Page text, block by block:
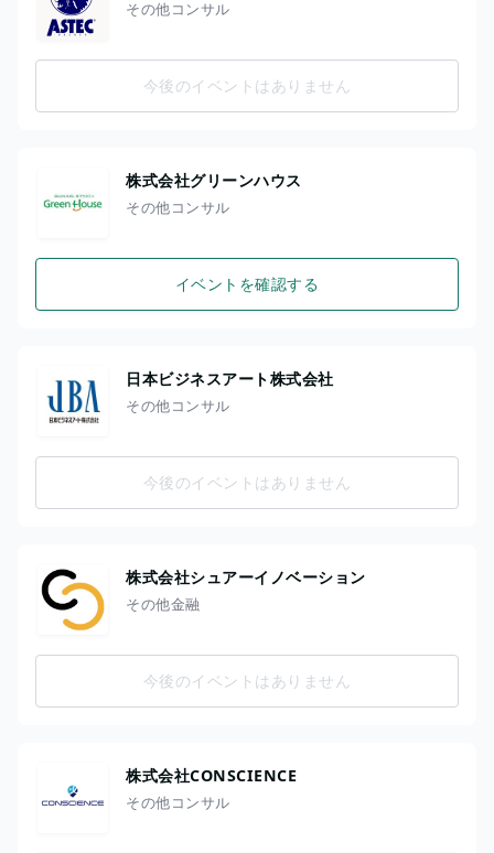
その他コンサル
今後のイベントはありません
株式会社グリーンハウス
その他コンサル
イベントを確認する
日本ビジネスアート株式会社
その他コンサル
今後のイベントはありません
株式会社シュアーイノベーション
その他金融
今後のイベントはありません
株式会社CONSCIENCE
その他コンサル